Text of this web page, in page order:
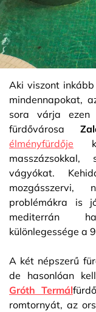
Aki viszont
mindennapokat,
sora várja ezen
fürdővárosa
élményfürdője
vágyókat.
mozgásszervi,
problémákra is
mediterrán
különlegessége a
A két népszerű
de hasonlóan
Gróth Termál
romtornyát, az